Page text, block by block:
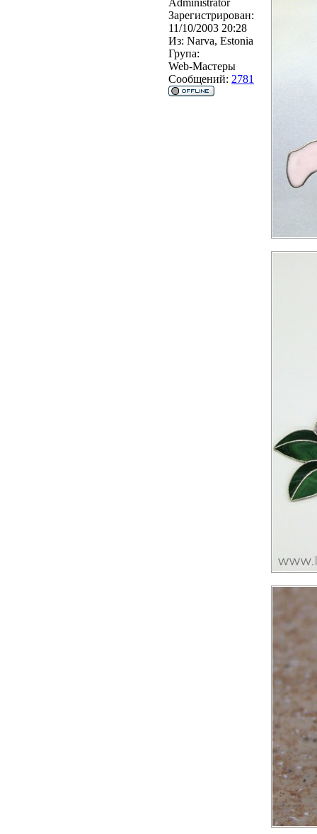
Administrator
Зарегистрирован:
11/10/2003 20:28
Из: Narva, Estonia
Група:
Web-Мастеры
Сообщений: 2781